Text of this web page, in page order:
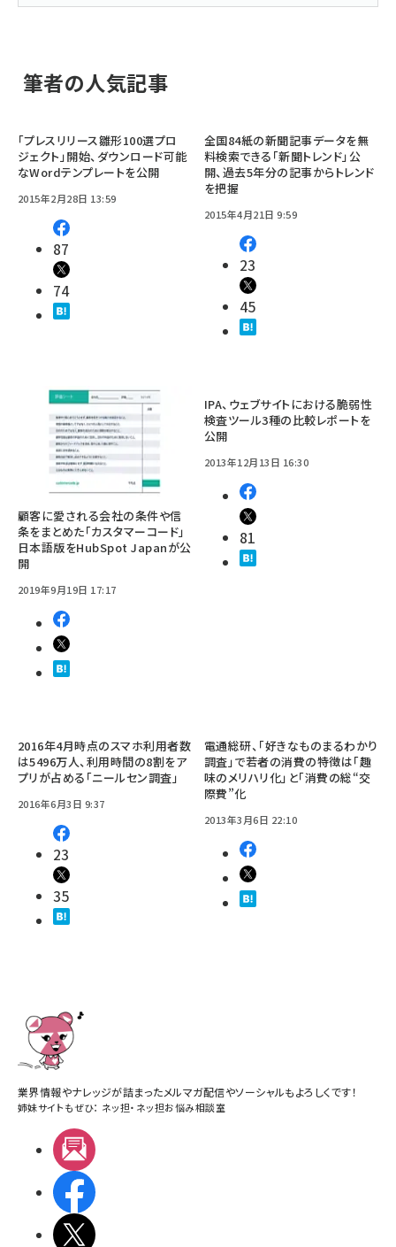
筆者の人気記事
「プレスリリース雛形100選プロ
ジェクト」開始、ダウンロード可能
なWordテンプレートを公開
2015年2月28日 13:59
87
74
全国84紙の新聞記事データを無
料検索できる「新聞トレンド」公
開、過去5年分の記事からトレンド
を把握
2015年4月21日 9:59
23
45
顧客に愛される会社の条件や信
条をまとめた「カスタマーコード」
日本語版をHubSpot Japanが公
開
2019年9月19日 17:17
IPA、ウェブサイトにおける脆弱性
検査ツール3種の比較レポートを
公開
2013年12月13日 16:30
81
2016年4月時点のスマホ利用者数
は5496万人、利用時間の8割をア
プリが占める「ニールセン調査」
2016年6月3日 9:37
23
35
電通総研、「好きなものまるわかり
調査」で若者の消費の特徴は「趣
味のメリハリ化」と「消費の総“交
際費”化
2013年3月6日 22:10
業界情報やナレッジが詰まったメルマガ配信やソーシャルもよろしくです！
姉妹サイトもぜひ： ネッ担・ ネッ担お悩み相談室